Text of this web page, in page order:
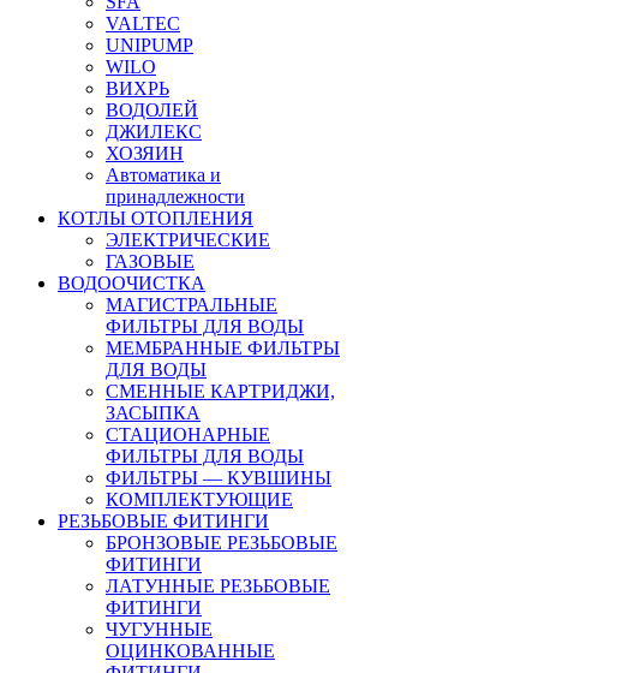
VALTEC
UNIPUMP
WILO
ВИХРЬ
ВОДОЛЕЙ
ДЖИЛЕКС
ХОЗЯИН
Автоматика и
принадлежности
КОТЛЫ ОТОПЛЕНИЯ
ЭЛЕКТРИЧЕСКИЕ
ГАЗОВЫЕ
ВОДООЧИСТКА
МАГИСТРАЛЬНЫЕ
ФИЛЬТРЫ ДЛЯ ВОДЫ
МЕМБРАННЫЕ ФИЛЬТРЫ
ДЛЯ ВОДЫ
СМЕННЫЕ КАРТРИДЖИ,
ЗАСЫПКА
СТАЦИОНАРНЫЕ
ФИЛЬТРЫ ДЛЯ ВОДЫ
ФИЛЬТРЫ — КУВШИНЫ
КОМПЛЕКТУЮЩИЕ
РЕЗЬБОВЫЕ ФИТИНГИ
БРОНЗОВЫЕ РЕЗЬБОВЫЕ
ФИТИНГИ
ЛАТУННЫЕ РЕЗЬБОВЫЕ
ФИТИНГИ
ЧУГУННЫЕ
ОЦИНКОВАННЫЕ